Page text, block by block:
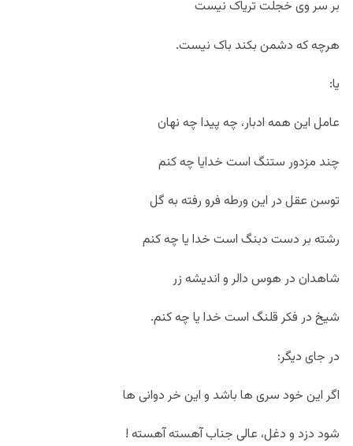
بر سر وی خجلت تریاک نیست
هرچه که دشمن بکند باک نیست.
یا:
عامل این همه ادبار، چه پیدا چه نهان
چند مزدور ستنگ است خدایا چه کنم
توسن عقل در این ورطه فرو رفته به گل
رشته بر دست دبنگ است خدا یا چه کنم
شاهدان در هوس دالر و اندیشه زر
شیخ در فکر قلنگ است خدا یا چه کنم.
در جای دیگر:
اگر این خود سری ها باشد و این خر دوانی ها
شود دزد و دغل، عالی جناب آهسته آهسته !